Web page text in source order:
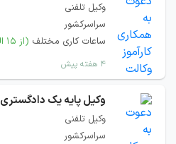
وکیل تلفنی
سراسرکشور
ساعات کاری مختلف (از ۱۵ الی ۲۰ میلیون)
۴ هفته پیش
وکیل پایه یک دادگستری
وکیل تلفنی
سراسرکشور